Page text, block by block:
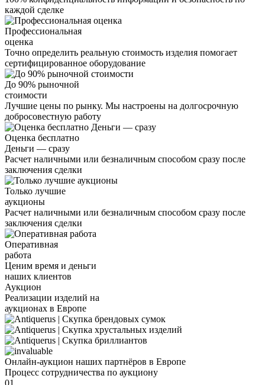
каждой сделке
Профессиональная
оценка
Точно определить реальную стоимость изделия помогает
сертифицированное оборудование
До 90% рыночной
стоимости
Лучшие цены по рынку. Мы настроены на долгосрочную
добросовестную работу
Оценка бесплатно
Деньги — сразу
Расчет наличными или безналичным способом сразу после
заключения сделки
Только лучшие
аукционы
Расчет наличными или безналичным способом сразу после
заключения сделки
Оперативная
работа
Ценим время и деньги
наших клиентов
Аукцион
Реализации изделий на
аукционах в Европе
Онлайн-аукцион наших партнёров в Европе
Процесс сотрудничества по аукциону
01